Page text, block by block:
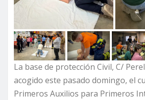
La base de protección Civil, C/
acogido este pasado domingo, el
Primeros Auxilios para Primeros